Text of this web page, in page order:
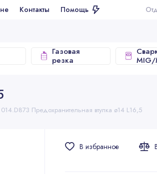
Помощь Отдел продаж
Газовая
резка
MIG/
014.D873 Предохранительная втулка ø14 L16,5
В избранное